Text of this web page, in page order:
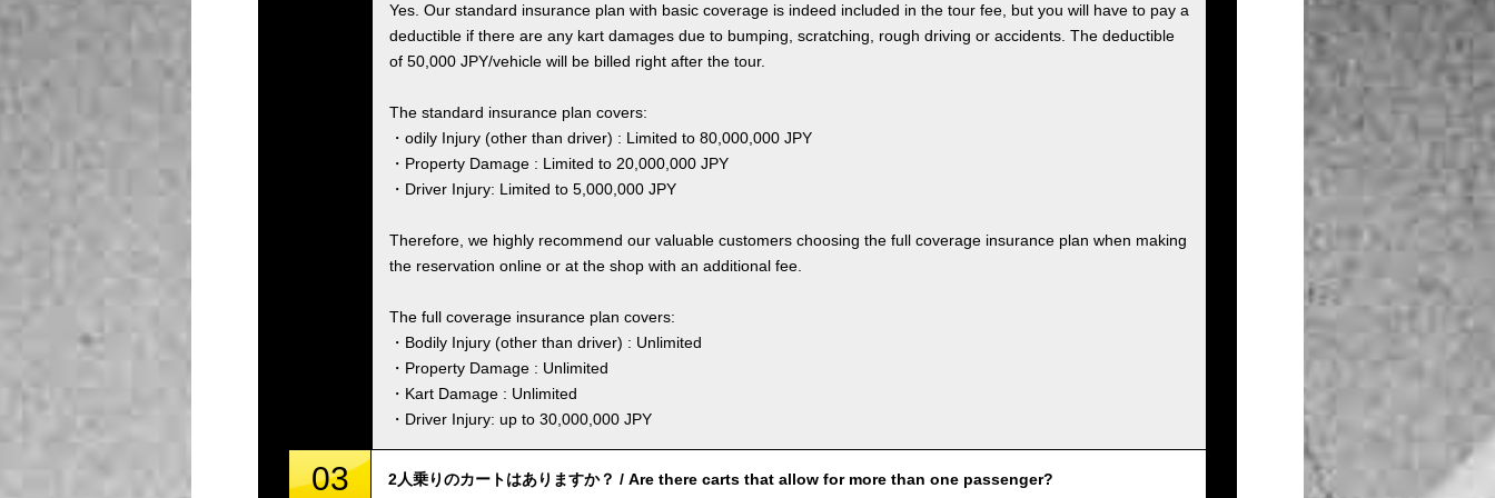
Yes. Our standard insurance plan with basic coverage is indeed included in the tour fee, but you will have to pay a
deductible if there are any kart damages due to bumping, scratching, rough driving or accidents. The deductible
of 50,000 JPY/vehicle will be billed right after the tour.
The standard insurance plan covers:
・odily Injury (other than driver) : Limited to 80,000,000 JPY
・Property Damage : Limited to 20,000,000 JPY
・Driver Injury: Limited to 5,000,000 JPY
Therefore, we highly recommend our valuable customers choosing the full coverage insurance plan when making
the reservation online or at the shop with an additional fee.
The full coverage insurance plan covers:
・Bodily Injury (other than driver) : Unlimited
・Property Damage : Unlimited
・Kart Damage : Unlimited
・Driver Injury: up to 30,000,000 JPY
03 2人乗りのカートはありますか？ / Are there carts that allow for more than one passenger?